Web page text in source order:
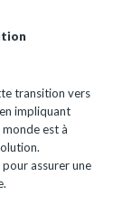
transition vers
impliquant
monde est à
assurer une